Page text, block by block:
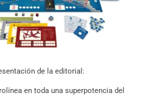
de la editorial:
en toda una superpotencia del